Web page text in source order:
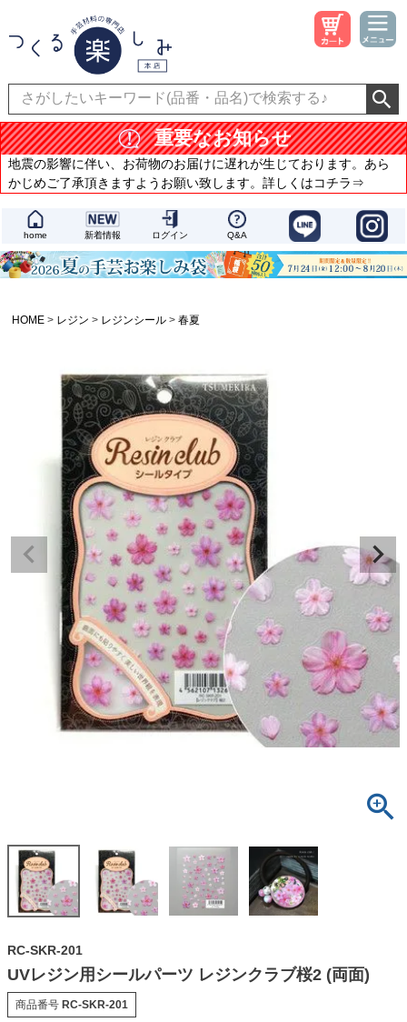
重要なお知らせ
地震の影響に伴い、お荷物のお届けに遅れが生じております。あら
かじめご了承頂きますようお願い致します。詳しくはコチラ⇒
home 新着情報 ログイン Q&A
HOME レジン レジンシール 春夏
RC-SKR-201
UVレジン用シールパーツ レジンクラブ桜2 (両面)
商品番号 RC-SKR-201